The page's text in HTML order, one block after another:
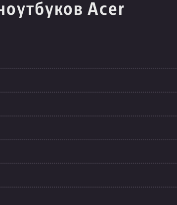
Acer